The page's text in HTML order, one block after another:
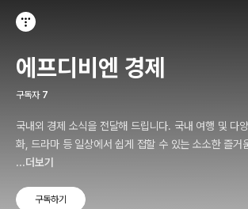
에프디비엔 경제
구독자 7
국내외 경제 소식을 전달해 드립니다. 국내 여행 및 다
화, 드라마 등 일상에서 쉽게 접할 수 있는 소소한 즐거
합니다.
...더보기
구독하기